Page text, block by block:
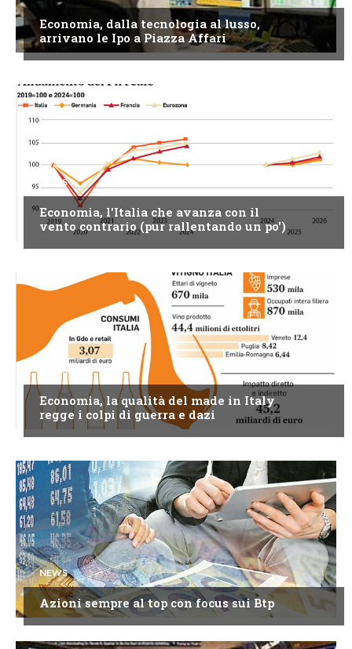
Economia, dalla tecnologia al lusso,
arrivano le Ipo a Piazza Affari
NEWS
Economia, l'Italia che avanza con il
vento contrario (pur rallentando un po')
NEWS
Economia, la qualità del made in Italy
regge i colpi di guerra e dazi
NEWS
Azioni sempre al top con focus sui Btp